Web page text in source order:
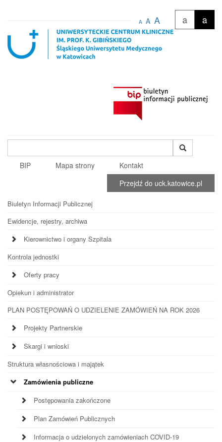
a
a
A A A
fraza
BIP
Mapa strony
Kontakt
Przejdź do uck.katowice.pl
Biuletyn Informacji Publicznej
Ewidencje, rejestry, archiwa
Kierownictwo i organy Szpitala
Kontrola jednostki
Oferty pracy
Opiekun i administrator
PLAN POSTĘPOWAŃ O UDZIELENIE ZAMÓWIEŃ NA ROK 2026
Projekty Partnerskie
Skargi i wnioski
Struktura własnościowa i majątek
Zamówienia publiczne
Postępowania zakończone
Plan Zamówień Publicznych
Informacja o udzielonych zamówieniach COVID-19